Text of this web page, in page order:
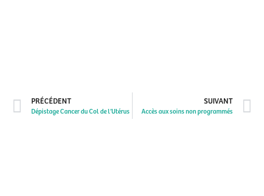
PRÉCÉDENT
Dépistage Cancer du Col de l’Utérus
SUIVANT
Accès aux soins non programmés